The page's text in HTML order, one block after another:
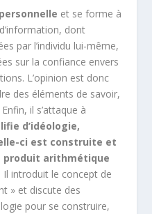
et se forme à
dont
par l’individu lui-même,
sur la confiance envers
L’opinion est donc
des éléments de savoir,
il s’attaque à
d’idéologie,
ci est construite et
produit arithmétique
. Il introduit le concept de
» et discute des
pour se construire,